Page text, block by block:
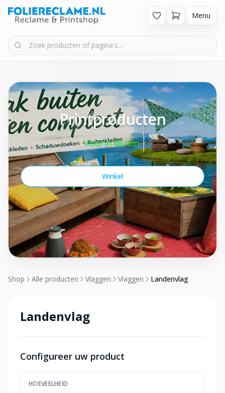
Menu
Printproducten
Voor in de tuin.
Winkel
Shop Alle producten Vlaggen Vlaggen Landenvlag
Landenvlag
Configureer uw product
HOEVEELHEID